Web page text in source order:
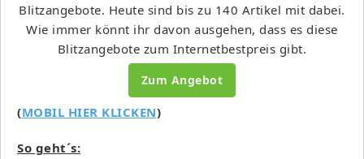
Blitzangebote. Heute sind bis zu 140 Artikel mit dabei.
Wie immer könnt ihr davon ausgehen, dass es diese
Blitzangebote zum Internetbestpreis gibt.
Zum Angebot
(MOBIL HIER KLICKEN)
So geht´s: